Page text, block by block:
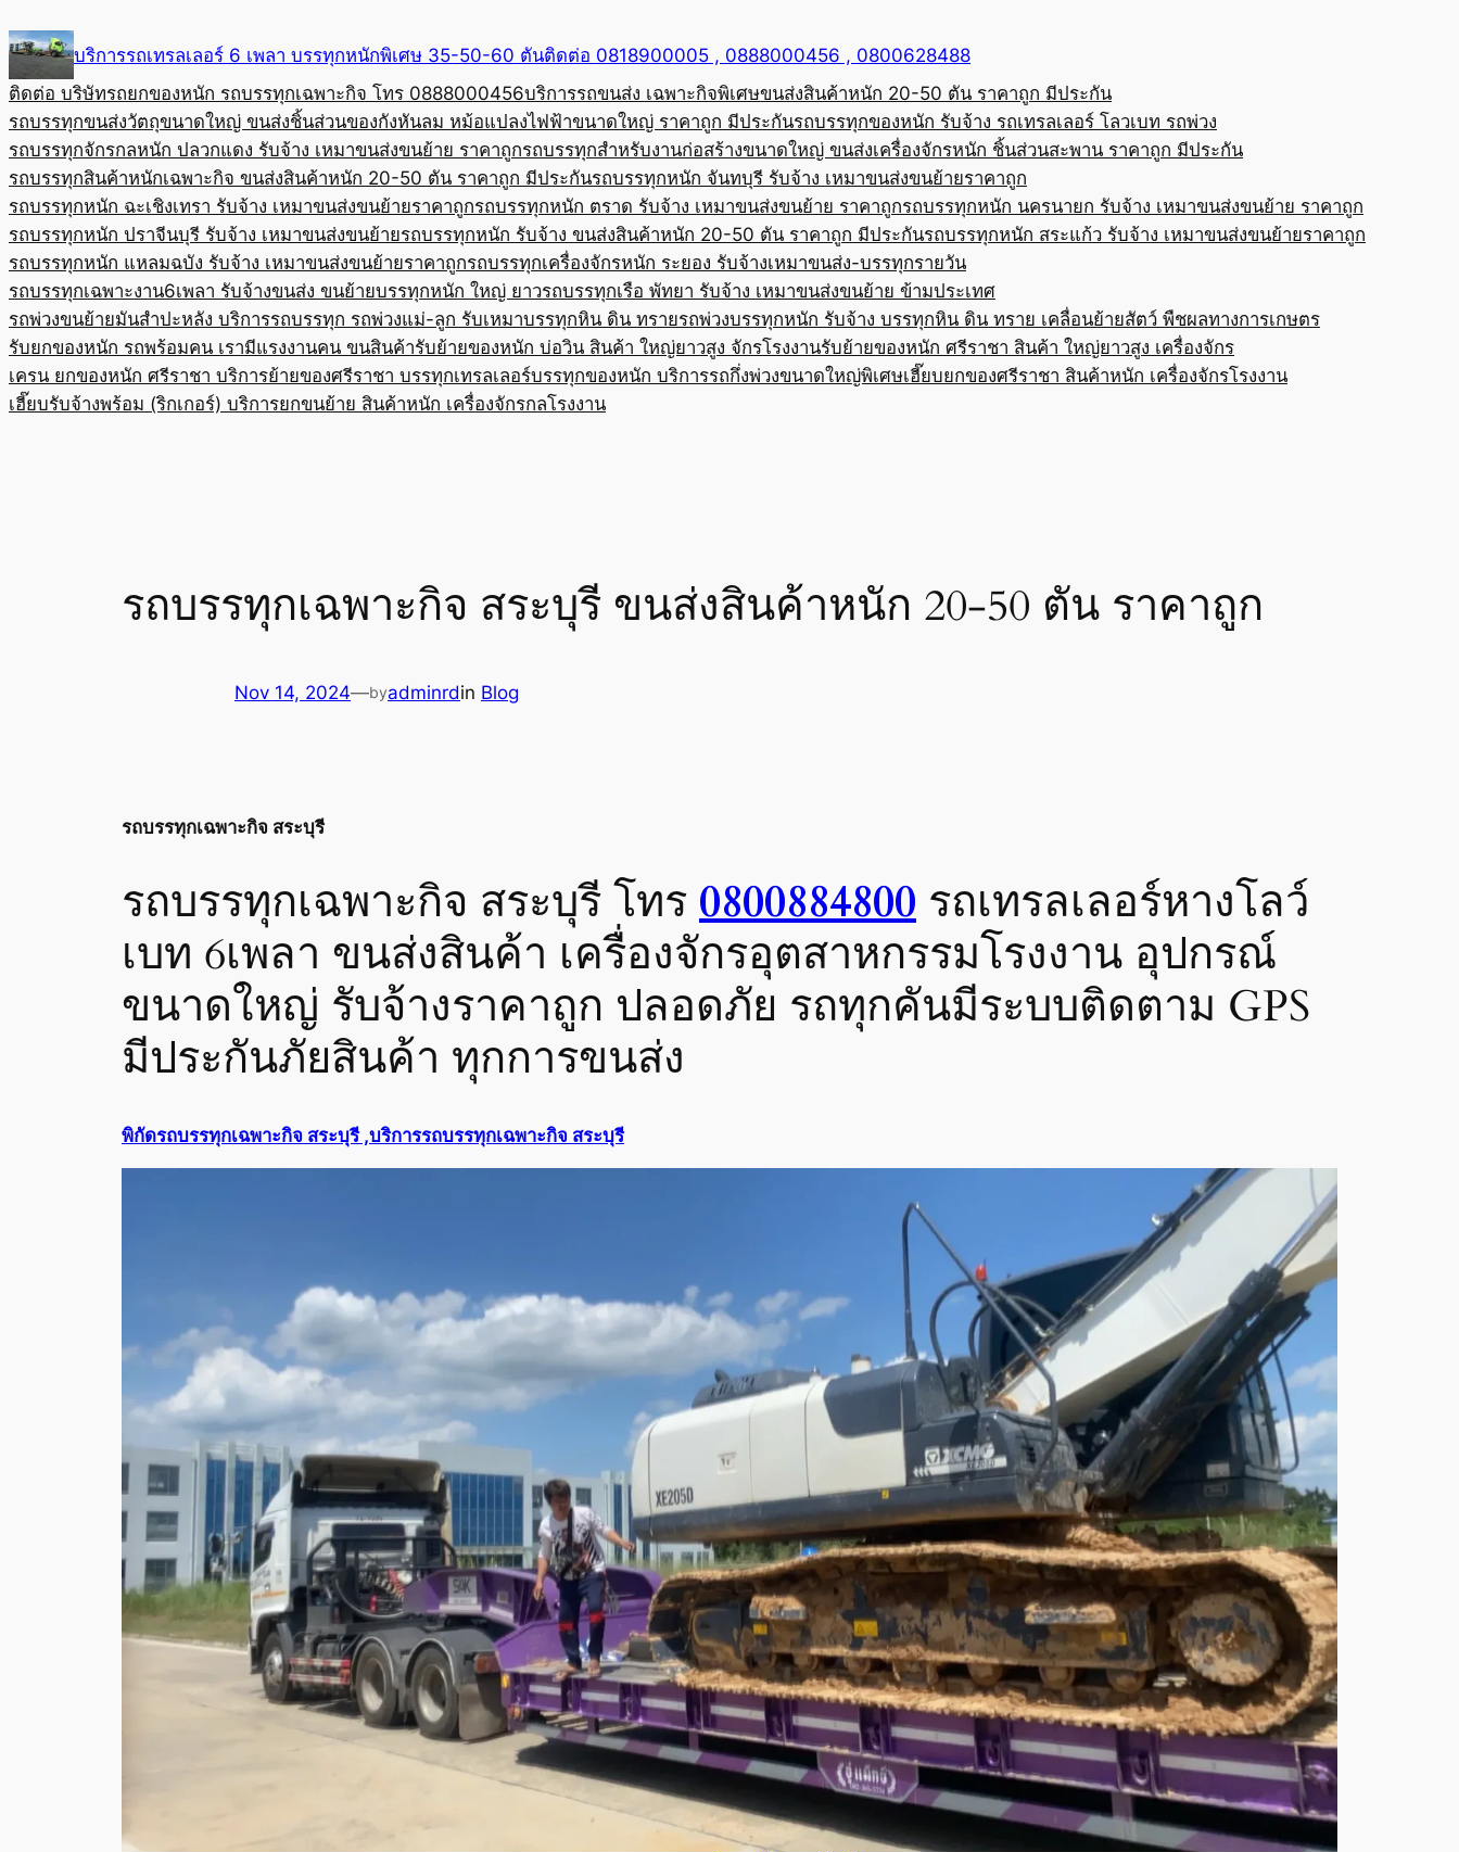
to
content
บริการรถเทรลเลอร์ 6 เพลา บรรทุกหนักพิเศษ 35-50-60 ตันติดต่อ 0818900005 , 0888000456 , 0800628488
ติดต่อ บริษัทรถยกของหนัก รถบรรทุกเฉพาะกิจ โทร 0888000456บริการรถขนส่ง เฉพาะกิจพิเศษขนส่งสินค้าหนัก 20-50 ตัน ราคาถูก มีประกัน
รถบรรทุกขนส่งวัตถุขนาดใหญ่ ขนส่งชิ้นส่วนของกังหันลม หม้อแปลงไฟฟ้าขนาดใหญ่ ราคาถูก มีประกันรถบรรทุกของหนัก รับจ้าง รถเทรลเลอร์ โลวเบท รถพ่วง
รถบรรทุกจักรกลหนัก ปลวกแดง รับจ้าง เหมาขนส่งขนย้าย ราคาถูกรถบรรทุกสำหรับงานก่อสร้างขนาดใหญ่ ขนส่งเครื่องจักรหนัก ชิ้นส่วนสะพาน ราคาถูก มีประกัน
รถบรรทุกสินค้าหนักเฉพาะกิจ ขนส่งสินค้าหนัก 20-50 ตัน ราคาถูก มีประกันรถบรรทุกหนัก จันทบุรี รับจ้าง เหมาขนส่งขนย้ายราคาถูก
รถบรรทุกหนัก ฉะเชิงเทรา รับจ้าง เหมาขนส่งขนย้ายราคาถูกรถบรรทุกหนัก ตราด รับจ้าง เหมาขนส่งขนย้าย ราคาถูกรถบรรทุกหนัก นครนายก รับจ้าง เหมาขนส่งขนย้าย ราคาถูก
รถบรรทุกหนัก ปราจีนบุรี รับจ้าง เหมาขนส่งขนย้ายรถบรรทุกหนัก รับจ้าง ขนส่งสินค้าหนัก 20-50 ตัน ราคาถูก มีประกันรถบรรทุกหนัก สระแก้ว รับจ้าง เหมาขนส่งขนย้ายราคาถูก
รถบรรทุกหนัก แหลมฉบัง รับจ้าง เหมาขนส่งขนย้ายราคาถูกรถบรรทุกเครื่องจักรหนัก ระยอง รับจ้างเหมาขนส่ง-บรรทุกรายวัน
รถบรรทุกเฉพาะงาน6เพลา รับจ้างขนส่ง ขนย้ายบรรทุกหนัก ใหญ่ ยาวรถบรรทุกเรือ พัทยา รับจ้าง เหมาขนส่งขนย้าย ข้ามประเทศ
รถพ่วงขนย้ายมันสำปะหลัง บริการรถบรรทุก รถพ่วงแม่-ลูก รับเหมาบรรทุกหิน ดิน ทรายรถพ่วงบรรทุกหนัก รับจ้าง บรรทุกหิน ดิน ทราย เคลื่อนย้ายสัตว์ พืชผลทางการเกษตร
รับยกของหนัก รถพร้อมคน เรามีแรงงานคน ขนสินค้ารับย้ายของหนัก บ่อวิน สินค้า ใหญ่ยาวสูง จักรโรงงานรับย้ายของหนัก ศรีราชา สินค้า ใหญ่ยาวสูง เครื่องจักร
เครน ยกของหนัก ศรีราชา บริการย้ายของศรีราชา บรรทุกเทรลเลอร์บรรทุกของหนัก บริการรถกึ่งพ่วงขนาดใหญ่พิเศษเฮี๊ยบยกของศรีราชา สินค้าหนัก เครื่องจักรโรงงาน
เฮี๊ยบรับจ้างพร้อม (ริกเกอร์) บริการยกขนย้าย สินค้าหนัก เครื่องจักรกลโรงงาน
รถบรรทุกเฉพาะกิจ สระบุรี ขนส่งสินค้าหนัก 20-50 ตัน ราคาถูก
Nov 14, 2024—byadminrdin Blog
รถบรรทุกเฉพาะกิจ สระบุรี
รถบรรทุกเฉพาะกิจ สระบุรี โทร 0800884800 รถเทรลเลอร์หางโลว์
เบท 6เพลา ขนส่งสินค้า เครื่องจักรอุตสาหกรรมโรงงาน อุปกรณ์
ขนาดใหญ่ รับจ้างราคาถูก ปลอดภัย รถทุกคันมีระบบติดตาม GPS
มีประกันภัยสินค้า ทุกการขนส่ง
พิกัดรถบรรทุกเฉพาะกิจ สระบุรี ,บริการรถบรรทุกเฉพาะกิจ สระบุรี